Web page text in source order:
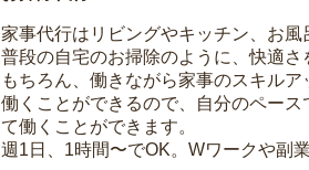
家事代行はリビングやキッチン、お風
普段の自宅のお掃除のように、快適
もちろん、働きながら家事のスキル
働くことができるので、自分のペー
て働くことができます。
週1日、1時間〜でOK。Wワークや副